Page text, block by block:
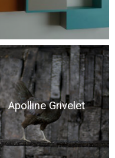
Apolline Grivelet